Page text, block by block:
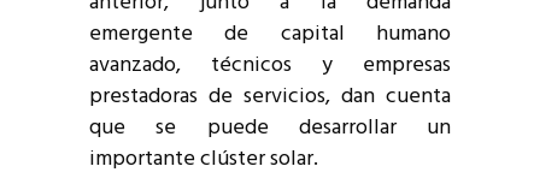
emergente de capital humano
avanzado, técnicos y empresas
prestadoras de servicios, dan cuenta
que se puede desarrollar un
importante clúster solar.